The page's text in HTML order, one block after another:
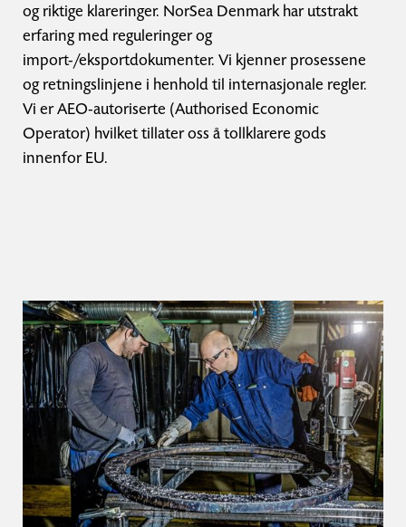
og riktige klareringer. NorSea Denmark har utstrakt
erfaring med reguleringer og
import-/eksportdokumenter. Vi kjenner prosessene
og retningslinjene i henhold til internasjonale regler.
Vi er AEO-autoriserte (Authorised Economic
Operator) hvilket tillater oss å tollklarere gods
innenfor EU.